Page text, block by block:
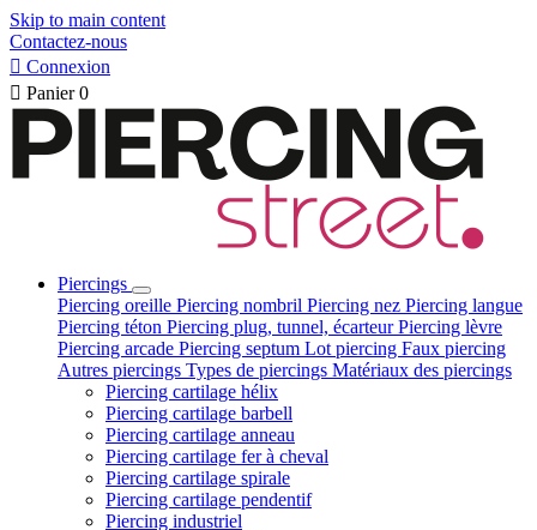
Skip to main content
Contactez-nous
 Connexion
 Panier 0
Piercings
Piercing oreille Piercing nombril Piercing nez Piercing langue
Piercing téton Piercing plug, tunnel, écarteurPiercing lèvre
Piercing arcade Piercing septum Lot piercing Faux piercing
Autres piercings Types de piercings Matériaux des piercings
Piercing cartilage hélix
Piercing cartilage barbell
Piercing cartilage anneau
Piercing cartilage fer à cheval
Piercing cartilage spirale
Piercing cartilage pendentif
Piercing industriel